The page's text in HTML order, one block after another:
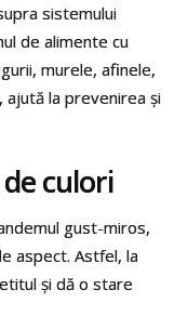
sistemului
de alimente cu
murele, afinele,
ajută la prevenirea și
culori
gust-miros,
aspect. Astfel, la
și dă o stare